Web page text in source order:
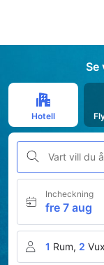
Se
Hotell
Vart vill du
Incheckning
fre 7 aug
1 Rum, 2